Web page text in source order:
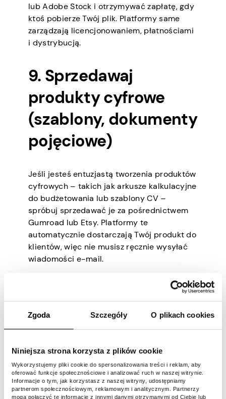
Zgoda Szczegóły O plikach cookies
Niniejsza strona korzysta z plików cookie
Wykorzystujemy pliki cookie do spersonalizowania treści i reklam, aby
oferować funkcje społecznościowe i analizować ruch w naszej witrynie.
Informacje o tym, jak korzystasz z naszej witryny, udostępniamy
partnerom społecznościowym, reklamowym i analitycznym. Partnerzy
mogą połączyć te informacje z innymi danymi otrzymanymi od Ciebie lub
lub Adobe Stock i otrzymywać zapłatę, gdy
ktoś pobierze Twój plik. Platformy same
zarządzają licencjonowaniem, płatnościami
i dystrybucją.
9. Sprzedawaj
produkty cyfrowe
(szablony, dokumenty
pojęciowe)
Jeśli jesteś entuzjastą tworzenia produktów
cyfrowych – takich jak arkusze kalkulacyjne
do budżetowania lub szablony CV –
spróbuj sprzedawać je za pośrednictwem
Gumroad lub Etsy. Platformy te
automatycznie dostarczają Twój produkt do
klientów, więc nie musisz ręcznie wysyłać
wiadomości e-mail.
10. Narzędzia SaaS z
platformami no-code
SaaS (software as a service) oznacza
lub osobom prywatnym w różnych
codziennych zadaniach (takich jak
śledzenie klientów lub planowanie). Dzięki